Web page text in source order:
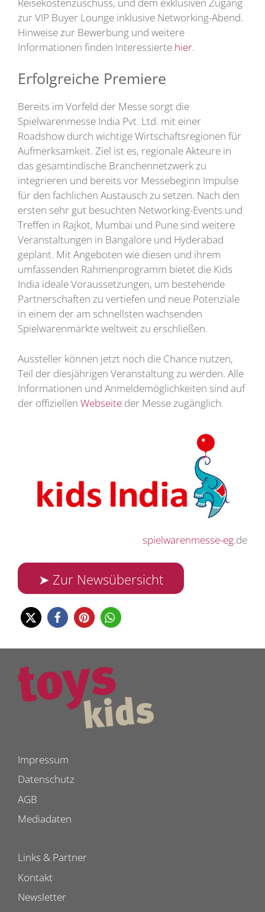
zur VIP Buyer Lounge inklusive Networking-Abend.
Hinweise zur Bewerbung und weitere
Informationen finden Interessierte hier.
Erfolgreiche Premiere
Bereits im Vorfeld der Messe sorgt die
Spielwarenmesse India Pvt. Ltd. mit einer
Roadshow durch wichtige Wirtschaftsregionen für
Aufmerksamkeit. Ziel ist es, regionale Akteure in
das gesamtindische Branchennetzwerk zu
integrieren und bereits vor Messebeginn Impulse
für den fachlichen Austausch zu setzen. Nach den
ersten sehr gut besuchten Networking-Events und
Treffen in Rajkot, Mumbai und Pune sind weitere
Veranstaltungen in Bangalore und Hyderabad
geplant. Mit Angeboten wie diesen und ihrem
umfassenden Rahmenprogramm bietet die Kids
India ideale Voraussetzungen, um bestehende
Partnerschaften zu vertiefen und neue Potenziale
in einem der am schnellsten wachsenden
Spielwarenmärkte weltweit zu erschließen.
Aussteller können jetzt noch die Chance nutzen,
Teil der diesjährigen Veranstaltung zu werden. Alle
Informationen und Anmeldemöglichkeiten sind auf
der offiziellen Webseite der Messe zugänglich.
spielwarenmesse-eg.de
➤ Zur Newsübersicht
Impressum
Datenschutz
AGB
Mediadaten
Links & Partner
Kontakt
Newsletter